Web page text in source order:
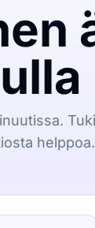
Tuki
helppoa.